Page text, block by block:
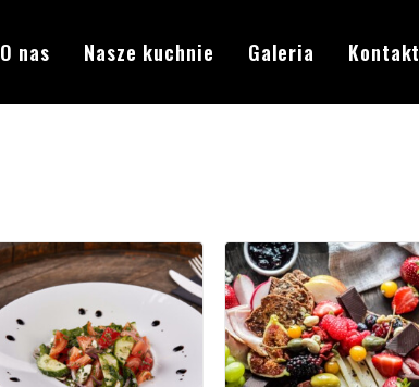
O nas Nasze kuchnie Galeria Kontakt